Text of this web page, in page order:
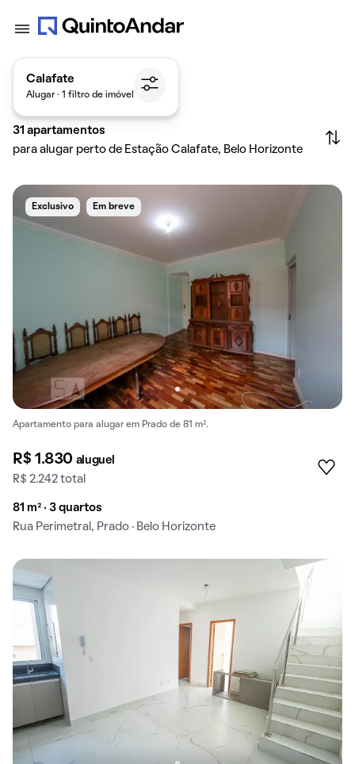
Calafate
Alugar · 1 filtro de imóvel
31 apartamentos
para alugar perto de Estação Calafate, Belo Horizonte
Exclusivo Em breve
Apartamento para alugar em Prado de 81 m².
R$ 1.830 aluguel
R$ 2.242 total
81 m² · 3 quartos
Rua Perimetral, Prado · Belo Horizonte